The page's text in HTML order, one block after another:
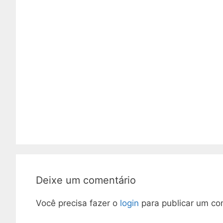
Deixe um comentário
Você precisa fazer o login para publicar um